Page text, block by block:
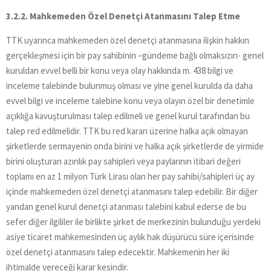
3.2.2. Mahkemeden Özel Denetçi Atanmasını Talep Etme
TTK uyarınca mahkemeden özel denetçi atanmasına ilişkin hakkın
gerçekleşmesi için bir pay sahibinin –gündeme bağlı olmaksızın- genel
kuruldan evvel belli bir konu veya olay hakkında m. 438 bilgi ve
inceleme talebinde bulunmuş olması ve yine genel kurulda da daha
evvel bilgi ve inceleme talebine konu veya olayın özel bir denetimle
açıklığa kavuşturulması talep edilmeli ve genel kurul tarafından bu
talep red edilmelidir. TTK bu red kararı üzerine halka açık olmayan
şirketlerde sermayenin onda birini ve halka açık şirketlerde de yirmide
birini oluşturan azınlık pay sahipleri veya paylarının itibari değeri
toplamı en az 1 milyon Türk Lirası olan her pay sahibi/sahipleri üç ay
içinde mahkemeden özel denetçi atanmasını talep edebilir. Bir diğer
yandan genel kurul denetçi atanması talebini kabul ederse de bu
sefer diğer ilgililer ile birlikte şirket de merkezinin bulunduğu yerdeki
asiye ticaret mahkemesinden üç aylık hak düşürücü süre içerisinde
özel denetçi atanmasını talep edecektir. Mahkemenin her iki
ihtimalde vereceği karar kesindir.